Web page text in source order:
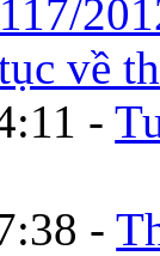
về
-
-